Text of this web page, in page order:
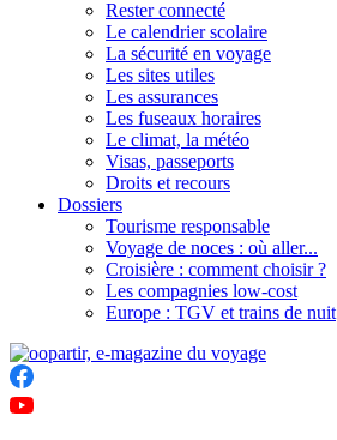
Rester connecté
Le calendrier scolaire
La sécurité en voyage
Les sites utiles
Les assurances
Les fuseaux horaires
Le climat, la météo
Visas, passeports
Droits et recours
Dossiers
Tourisme responsable
Voyage de noces : où aller...
Croisière : comment choisir ?
Les compagnies low-cost
Europe : TGV et trains de nuit